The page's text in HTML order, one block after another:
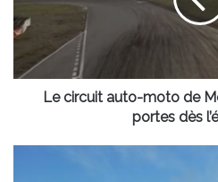
Mérignac
va
fermer
ses
portesLe circuit auto-moto de
portes dès